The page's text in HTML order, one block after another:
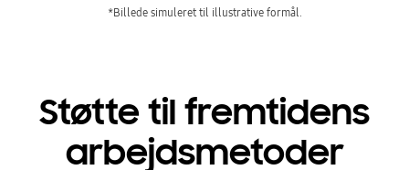
*Billede simuleret til illustrative formål.
Støtte til fremtidens
arbejdsmetoder